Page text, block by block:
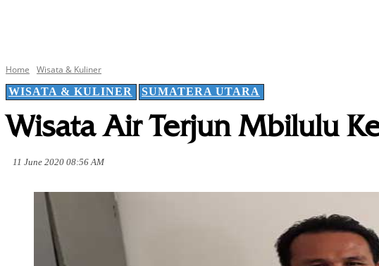
Home
Wisata & Kuliner
WISATA & KULINER
SUMATERA UTARA
Wisata Air Terjun Mbilulu
11 June 2020 08:56 AM